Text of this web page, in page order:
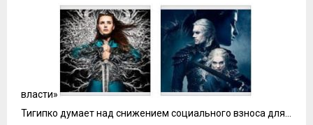
власти»
Тигипко думает над снижением социального взноса для…